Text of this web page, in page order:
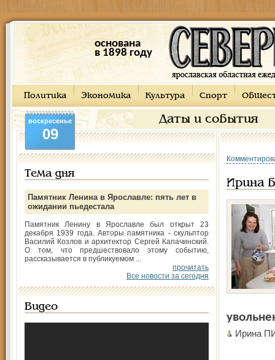
основана
в 1898 году
Политика Экономика Культура Спорт
Даты и события
воскресенье
09
Тема дня
Памятник Ленина в Ярославле: пять лет в
ожидании пьедестала
Памятник Ленину в Ярославле был открыт 23
декабря 1939 года. Авторы памятника - скульптор
Василий Козлов и архитектор Сергей Капачинский.
О том, что предшествовало этому событию,
рассказывается в публикуемом ...
прочитать
Все новости за сегодня
Видео
Ирина
Ирина